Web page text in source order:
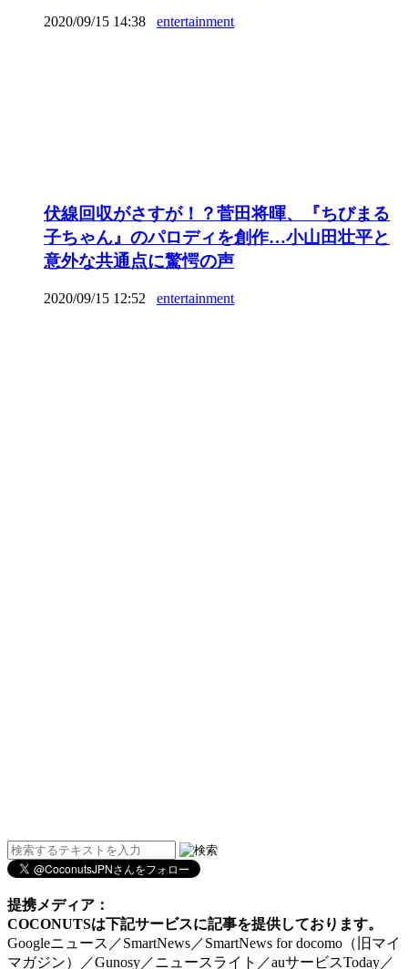
2020/09/15 14:38 entertainment
伏線回収がさすが！？菅田将暉、『ちびまる
子ちゃん』のパロディを創作…小山田壮平と
意外な共通点に驚愕の声
2020/09/15 12:52 entertainment
提携メディア：
COCONUTSは下記サービスに記事を提供しております。
Googleニュース／SmartNews／SmartNews for docomo（旧マイ
マガジン）／Gunosy／ニュースライト／auサービスToday／